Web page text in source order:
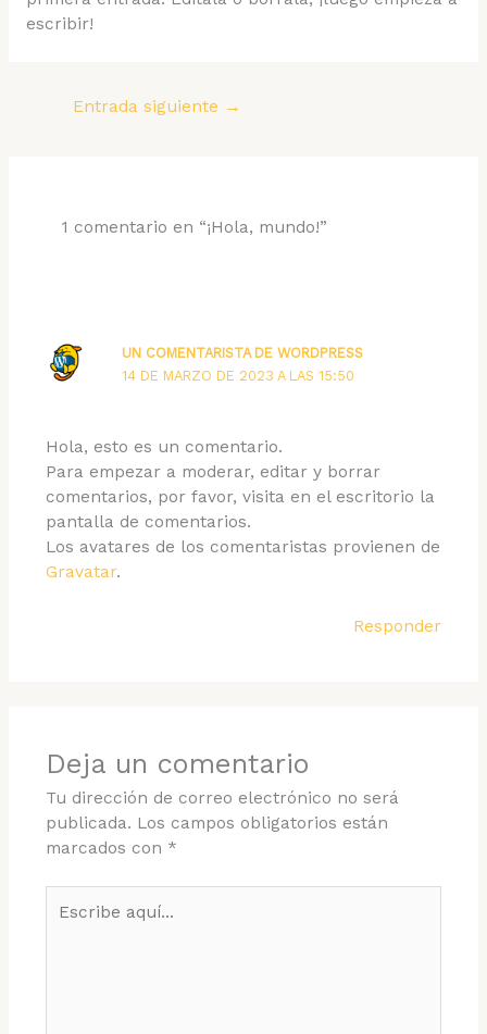
escribir!
Entrada siguiente →
1 comentario en “¡Hola, mundo!”
UN COMENTARISTA DE WORDPRESS
14 DE MARZO DE 2023 A LAS 15:50
Hola, esto es un comentario.
Para empezar a moderar, editar y borrar
comentarios, por favor, visita en el escritorio la
pantalla de comentarios.
Los avatares de los comentaristas provienen de
Gravatar.
Responder
Deja un comentario
Tu dirección de correo electrónico no será
publicada. Los campos obligatorios están
marcados con *
aquí...